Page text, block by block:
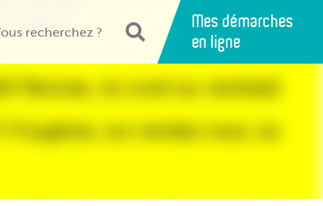
Mes démarches
en ligne